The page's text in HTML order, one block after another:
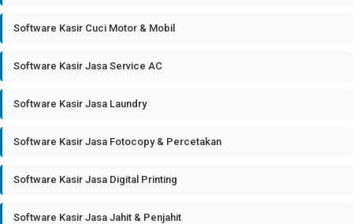
Software Kasir Cuci Motor & Mobil
Software Kasir Jasa Service AC
Software Kasir Jasa Laundry
Software Kasir Jasa Fotocopy & Percetakan
Software Kasir Jasa Digital Printing
Software Kasir Jasa Jahit & Penjahit